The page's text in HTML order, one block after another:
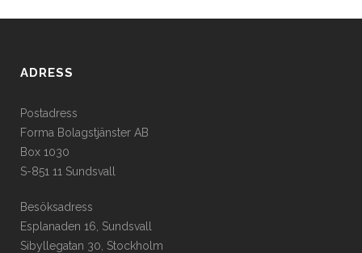
ADRESS
Postadress
Forma Bolagstjänster AB
Box 1030
S-851 11 Sundsvall
Besöksadress
Esplanaden 16, Sundsvall
Sibyllegatan 30, Stockholm